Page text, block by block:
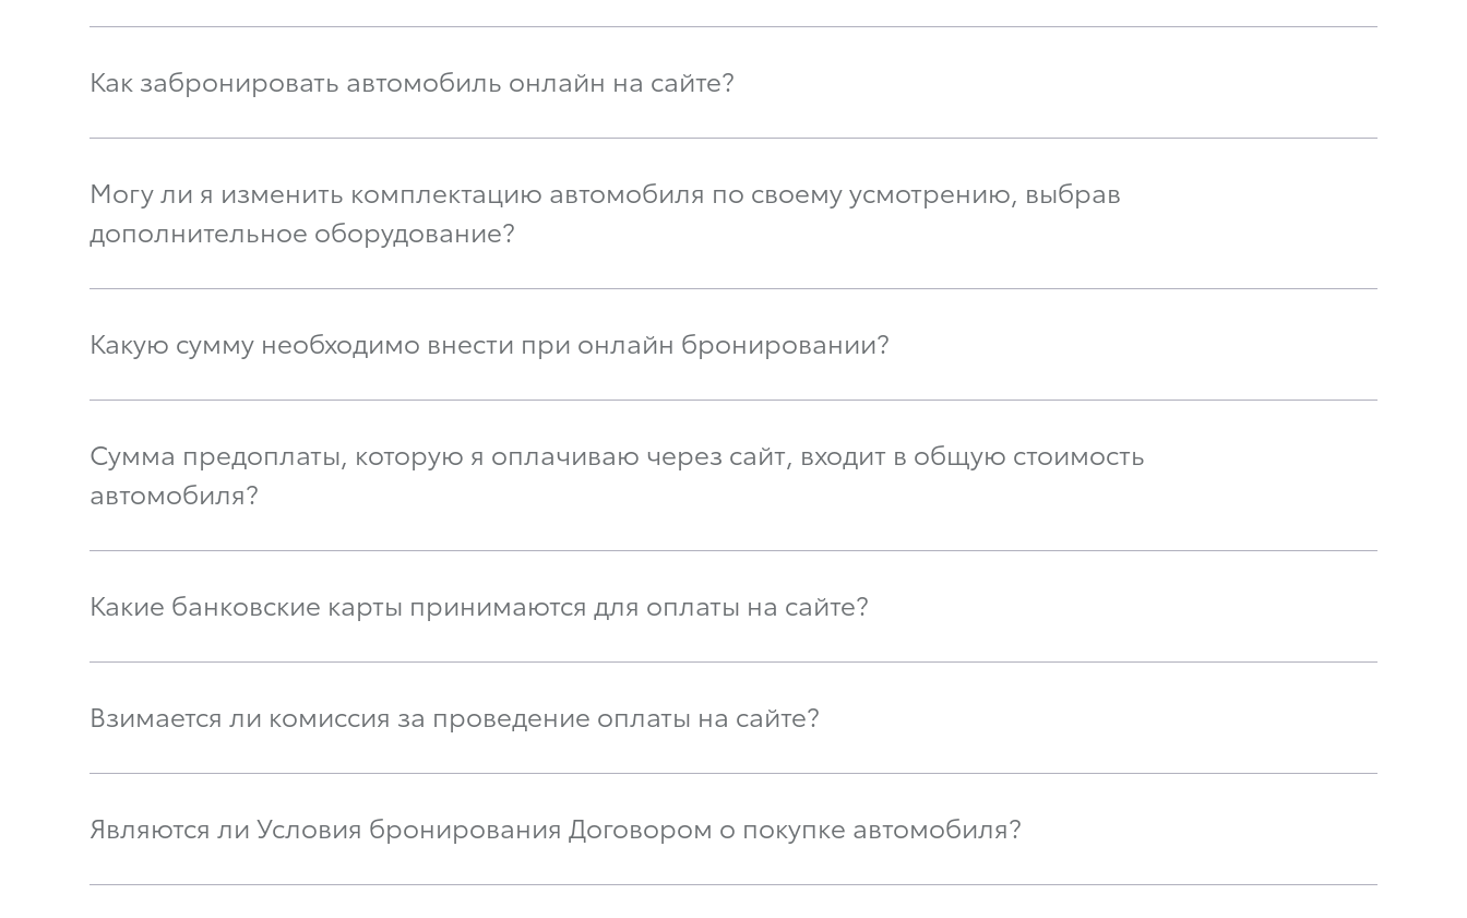
Как забронировать автомобиль онлайн на сайте?
Могу ли я изменить комплектацию автомобиля по своему усмотрению, выбрав
дополнительное оборудование?
Какую сумму необходимо внести при онлайн бронировании?
Сумма предоплаты, которую я оплачиваю через сайт, входит в общую стоимость
автомобиля?
Какие банковские карты принимаются для оплаты на сайте?
Взимается ли комиссия за проведение оплаты на сайте?
Являются ли Условия бронирования Договором о покупке автомобиля?